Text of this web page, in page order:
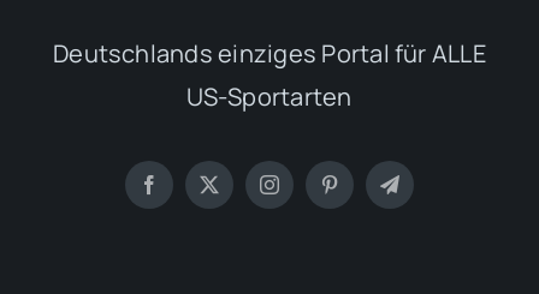
Deutschlands einziges Portal für ALLE
US-Sportarten